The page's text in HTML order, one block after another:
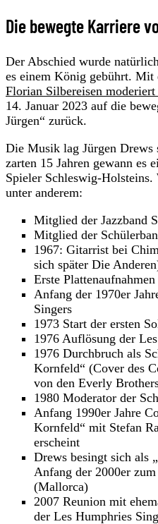
Die bewegte Karriere
Der Abschied wurde
es einem König gebührt. Mit
Florian Silbereisen
14. Januar 2023 auf die
Jürgen“ zurück.
Die Musik lag Jürgen
zarten 15 Jahren gewann es
Spieler Schleswig-Holsteins.
unter anderem:
Mitglied der Jazzband
Mitglied der
1967: Gitarrist bei
sich später Die
Erste
Anfang der 1970er
Singers
1973 Start der ersten
1976 Auflösung der
1976 Durchbruch als
Kornfeld“ (Cover des
von den Everly
1980 Moderator der
Anfang 1990er Jahre
Kornfeld“ mit Stefan
erscheint
Drews besingt sich als
Anfang der 2000er
(Mallorca)
2007 Reunion mit
der Les Humphries